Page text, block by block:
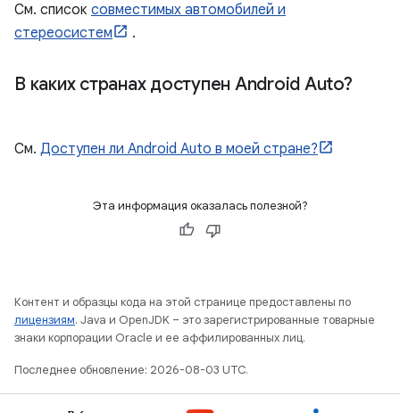
См. список совместимых автомобилей и
стереосистем
.
В каких странах доступен Android Auto?
См. Доступен ли Android Auto в моей стране?
Эта информация оказалась полезной?
Контент и образцы кода на этой странице предоставлены по
лицензиям. Java и OpenJDK – это зарегистрированные товарные
знаки корпорации Oracle и ее аффилированных лиц.
Последнее обновление: 2026-08-03 UTC.